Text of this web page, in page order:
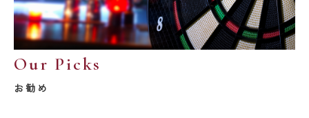
Our Picks
お勧め